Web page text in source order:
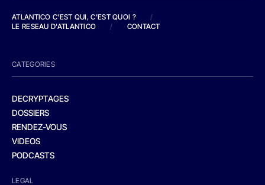
ATLANTICO C'EST QUI, C'EST QUOI ?
/
LE RESEAU D'ATLANTICO
/ CONTACT
CATEGORIES
DECRYPTAGES
DOSSIERS
RENDEZ-VOUS
VIDEOS
PODCASTS
LEGAL